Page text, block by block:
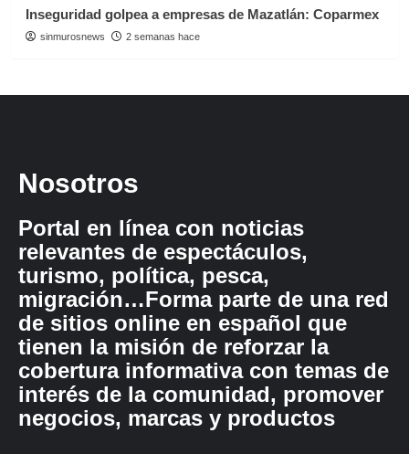
Inseguridad golpea a empresas de Mazatlán: Coparmex
sinmurosnews 2 semanas hace
Nosotros
Portal en línea con noticias
relevantes de espectáculos,
turismo, política, pesca,
migración…Forma parte de una red
de sitios online en español que
tienen la misión de reforzar la
cobertura informativa con temas de
interés de la comunidad, promover
negocios, marcas y productos